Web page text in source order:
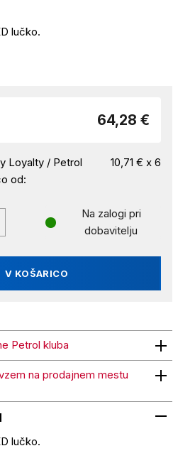
lučko.
64,28 €
Loyalty / Petrol
od:
10,71 € x 6
V KOŠARICO
Na zalogi pri
dobavitelju
Petrol kluba
kluba
na prodajnem mestu
prodajnem mestu
lučko.